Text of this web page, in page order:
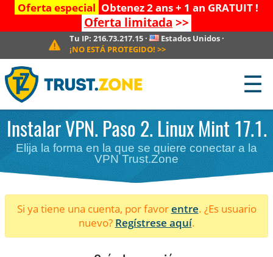
Oferta especial Obtenez 2 ans + 1 an GRATUIT !
Oferta limitada >>
Tu IP:216.73.217.15 · Estados Unidos·
¡NO ESTÁ PROTEGIDO! >>
☰
Instalar VPN. Paso 2. Linux Mint 17.1.
Elija la forma en la que se quiere conectar a la
VPN Trust.Zone
Si ya tiene una cuenta, por favorentre. ¿Es usuario
nuevo? Regístrese aquí.